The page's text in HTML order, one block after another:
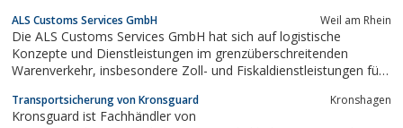
Zolldeklaranten, Ingenieure und Techniker stehen mit Zoll Know-
how zur Verfügung.
ALS Customs Services GmbH Weil am Rhein
Die ALS Customs Services GmbH hat sich auf logistische
Konzepte und Dienstleistungen im grenzüberschreitenden
Warenverkehr, insbesondere Zoll- und Fiskaldienstleistungen für
Transportsicherung von Kronsguard Kronshagen
Kronsguard ist Fachhändler von